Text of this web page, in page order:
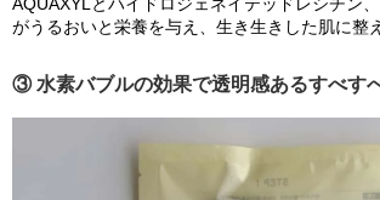
AQUAXYLとハイドロジェネイテッドレシチン
がうるおいと栄養を与え、生き生きした肌に整
③ 水素バブルの効果で透明感あるすべす